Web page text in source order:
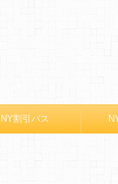
NY割引パス